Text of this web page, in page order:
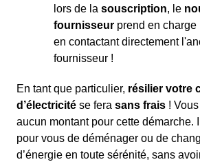
lors de la souscription, le
fournisseur prend en charge
en contactant directement
fournisseur !
En tant que particulier, résilier votre
d’électricité se fera sans frais !
aucun montant pour cette démarche.
pour vous de déménager ou de
d’énergie en toute sérénité, sans